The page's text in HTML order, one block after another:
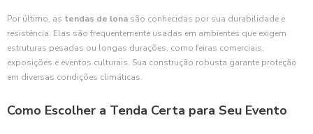
Por último, as tendas de lona são conhecidas por sua durabilidade e
resistência. Elas são frequentemente usadas em ambientes que exigem
estruturas pesadas ou longas durações, como feiras comerciais,
exposições e eventos culturais. Sua construção robusta garante proteção
em diversas condições climáticas.
Como Escolher a Tenda Certa para Seu Evento